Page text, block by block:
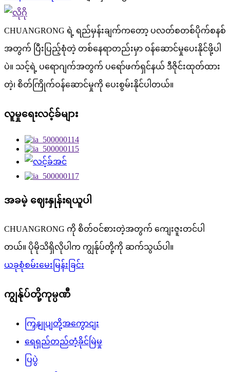
CHUANGRONG ရဲ့ ရည်မှန်းချက်ကတော့ ပလတ်စတစ်ပိုက်စနစ်
အတွက် ပြီးပြည့်စုံတဲ့ တစ်နေရာတည်းမှာ ဝန်ဆောင်မှုပေးနိုင်ဖို့ပါ
ပဲ။ သင့်ရဲ့ ပရောဂျက်အတွက် ပရော်ဖက်ရှင်နယ် ဒီဇိုင်းထုတ်ထား
တဲ့၊ စိတ်ကြိုက်ဝန်ဆောင်မှုကို ပေးစွမ်းနိုင်ပါတယ်။
လူမှုရေးလင့်ခ်များ
အခမဲ့ ဈေးနှုန်းရယူပါ
CHUANGRONG ကို စိတ်ဝင်စားတဲ့အတွက် ကျေးဇူးတင်ပါ
တယ်။ ပိုမိုသိရှိလိုပါက ကျွန်ုပ်တို့ကို ဆက်သွယ်ပါ။
ယခုစုံစမ်းမေးမြန်းခြင်း
ကျွန်ုပ်တို့ကုမ္ပဏီ
ကြှနျုပျတို့အကွောငျး
ရေရှည်တည်တံ့ခိုင်မြဲမှု
ပြပွဲ